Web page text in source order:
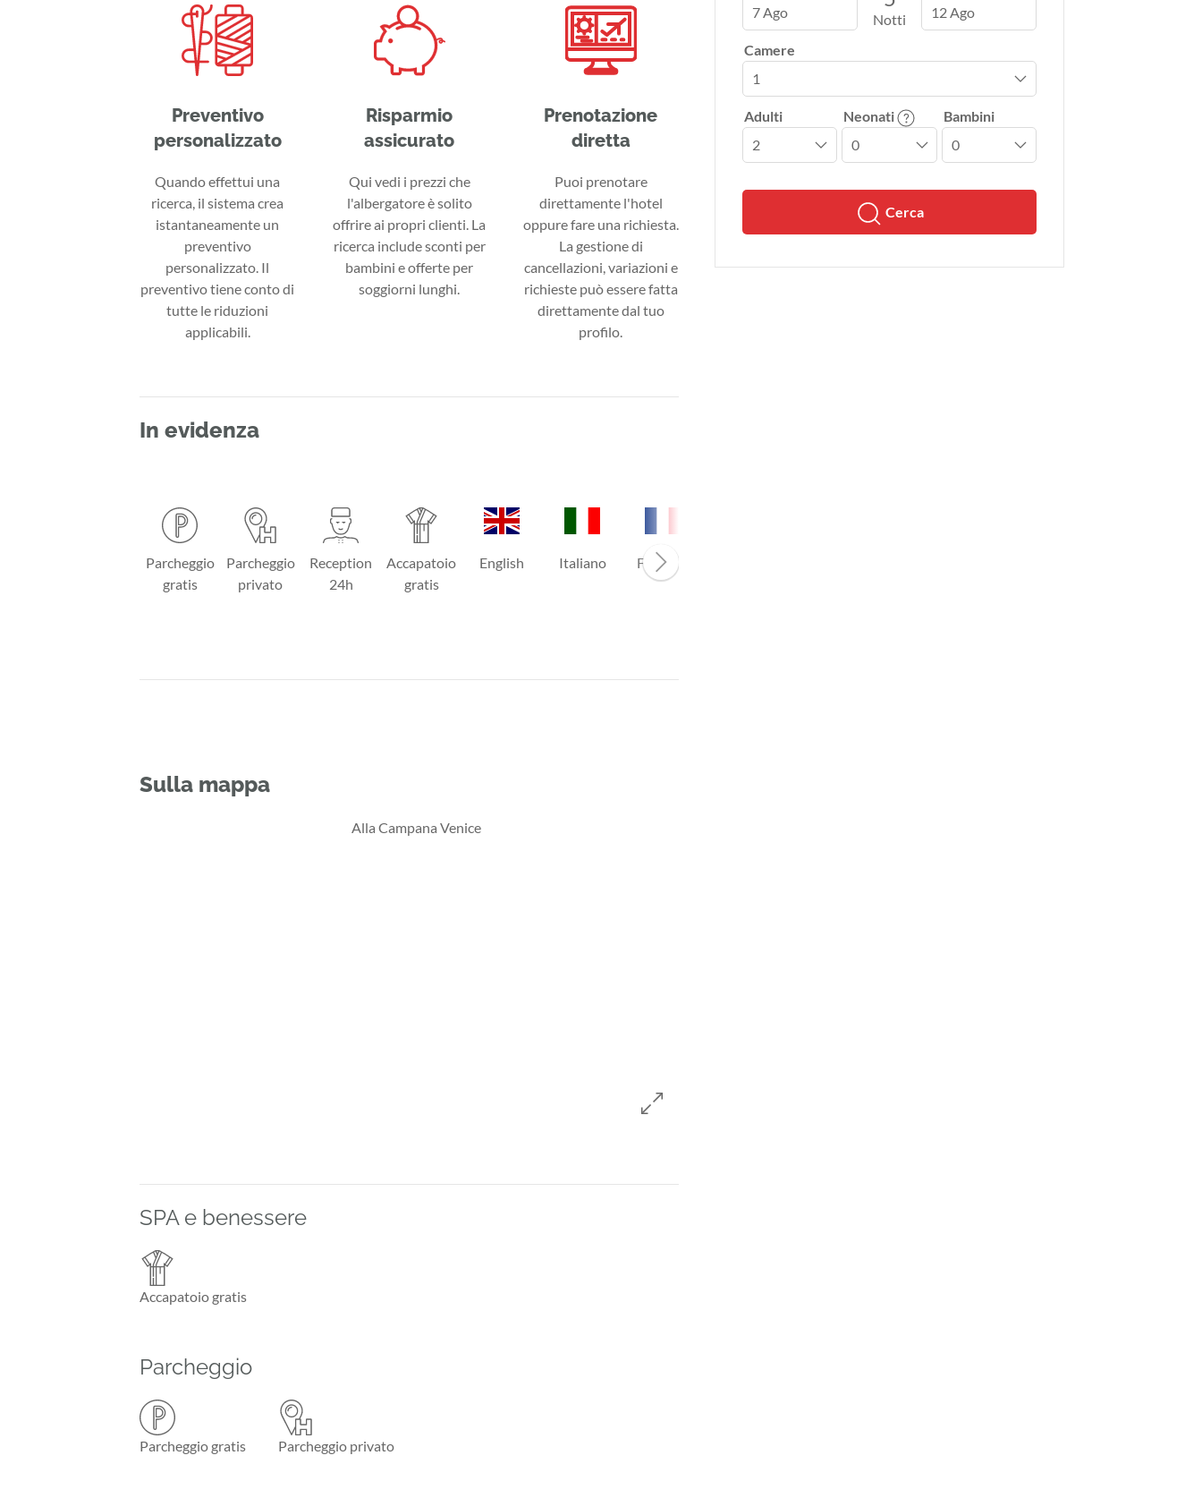
7 Ago
Notti
12 Ago
Camere
Adulti Neonati Bambini
Cerca
Preventivo
personalizzato
Quando effettui una
ricerca, il sistema crea
istantaneamente un
preventivo
personalizzato. Il
preventivo tiene conto di
tutte le riduzioni
applicabili.
Risparmio
assicurato
Qui vedi i prezzi che
l'albergatore è solito
offrire ai propri clienti. La
ricerca include sconti per
bambini e offerte per
soggiorni lunghi.
Prenotazione
diretta
Puoi prenotare
direttamente l'hotel
oppure fare una richiesta.
La gestione di
cancellazioni, variazioni e
richieste può essere fatta
direttamente dal tuo
profilo.
In evidenza
Parcheggio
gratis
Parcheggio
privato
Reception
24h
Accapatoio
gratis
English Italiano Français
Sulla mappa
SPA e benessere
Accapatoio gratis
Parcheggio
Parcheggio gratis Parcheggio privato